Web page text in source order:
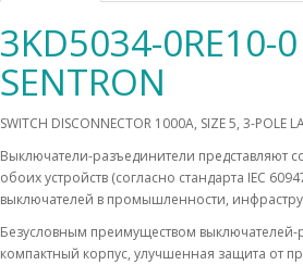
3KD5034-
SENTRON
SWITCH DISCONNECTOR 1000A, SIZE 5, 3-POLE
Выключатели-разъединители представляют
обоих устройств (согласно стандарта IEC
выключателей в промышленности,
Безусловным преимуществом выключателей-
компактный корпус, улучшенная защита от